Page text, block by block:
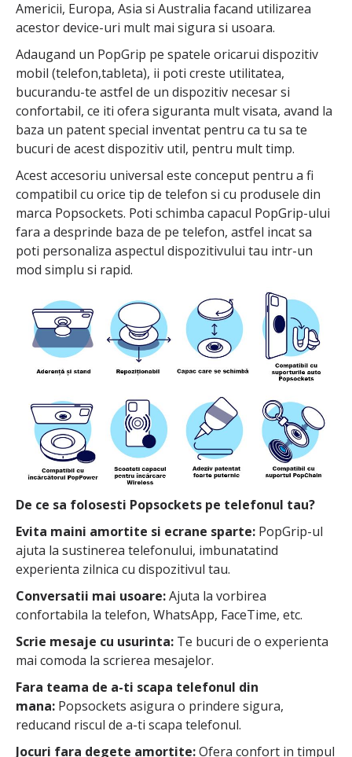
Americii, Europa, Asia si Australia facand utilizarea
acestor device-uri mult mai sigura si usoara.
Adaugand un PopGrip pe spatele oricarui dispozitiv
mobil (telefon,tableta), ii poti creste utilitatea,
bucurandu-te astfel de un dispozitiv necesar si
confortabil, ce iti ofera siguranta mult visata, avand la
baza un patent special inventat pentru ca tu sa te
bucuri de acest dispozitiv util, pentru mult timp.
Acest accesoriu universal este conceput pentru a fi
compatibil cu orice tip de telefon si cu produsele din
marca Popsockets. Poti schimba capacul PopGrip-ului
fara a desprinde baza de pe telefon, astfel incat sa
poti personaliza aspectul dispozitivului tau intr-un
mod simplu si rapid.
De ce sa folosesti Popsockets pe telefonul tau?
Evita maini amortite si ecrane sparte: PopGrip-ul
ajuta la sustinerea telefonului, imbunatatind
experienta zilnica cu dispozitivul tau.
Conversatii mai usoare:Ajuta la vorbirea
confortabila la telefon, WhatsApp, FaceTime, etc.
Scrie mesaje cu usurinta: Te bucuri de o experienta
mai comoda la scrierea mesajelor.
Fara teama de a-ti scapa telefonul din
mana: Popsockets asigura o prindere sigura,
reducand riscul de a-ti scapa telefonul.
Jocuri fara degete amortite:Ofera confort in timpul